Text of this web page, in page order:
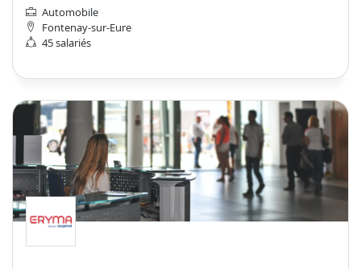
Automobile
Fontenay-sur-Eure
45 salariés